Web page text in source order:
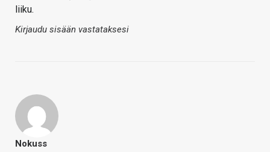
liiku.
Kirjaudu sisään vastataksesi
Nokuss